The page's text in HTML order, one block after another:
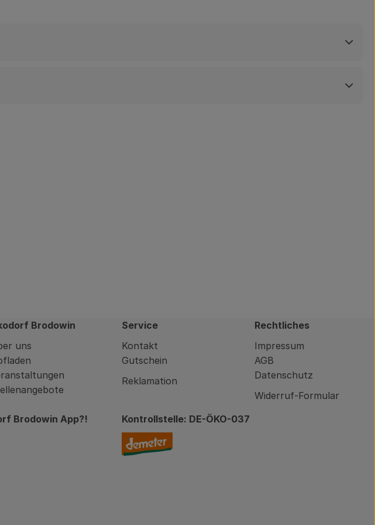
Brodowin
uns
Service
Kontakt
Gutschein
Reklamation
Rechtliches
Impressum
AGB
Datenschutz
Widerruf-Formular
Brodowin App?!
brodowin.de/community/brodowin-app.html
Kontrollstelle: DE-ÖKO-037